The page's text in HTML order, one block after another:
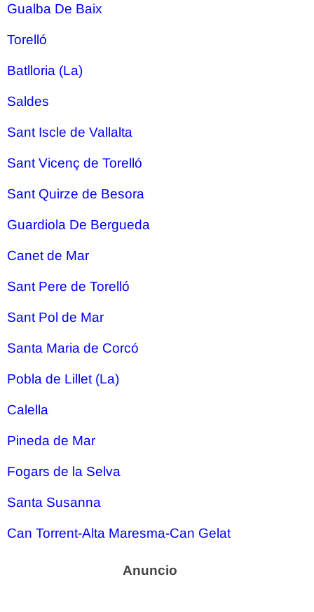
Gualba De Baix
Torelló
Batlloria (La)
Saldes
Sant Iscle de Vallalta
Sant Vicenç de Torelló
Sant Quirze de Besora
Guardiola De Bergueda
Canet de Mar
Sant Pere de Torelló
Sant Pol de Mar
Santa Maria de Corcó
Pobla de Lillet (La)
Calella
Pineda de Mar
Fogars de la Selva
Santa Susanna
Can Torrent-Alta Maresma-Can Gelat